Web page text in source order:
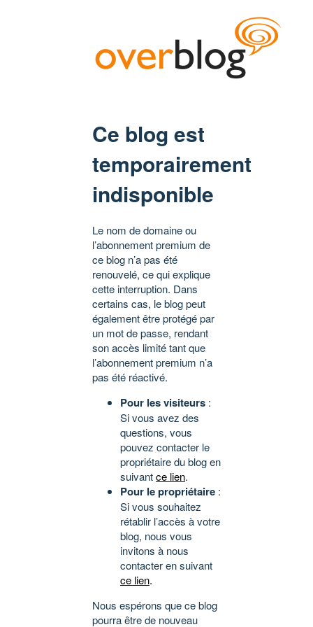
Ce blog est
temporairement
indisponible
Le nom de domaine ou
l’abonnement premium de
ce blog n’a pas été
renouvelé, ce qui explique
cette interruption. Dans
certains cas, le blog peut
également être protégé par
un mot de passe, rendant
son accès limité tant que
l’abonnement premium n’a
pas été réactivé.
Pour les visiteurs :
Si vous avez des
questions, vous
pouvez contacter le
propriétaire du blog en
suivantce lien.
Pour le propriétaire :
Si vous souhaitez
rétablir l’accès à votre
blog, nous vous
invitons à nous
contacter en suivant
ce lien.
Nous espérons que ce blog
pourra être de nouveau